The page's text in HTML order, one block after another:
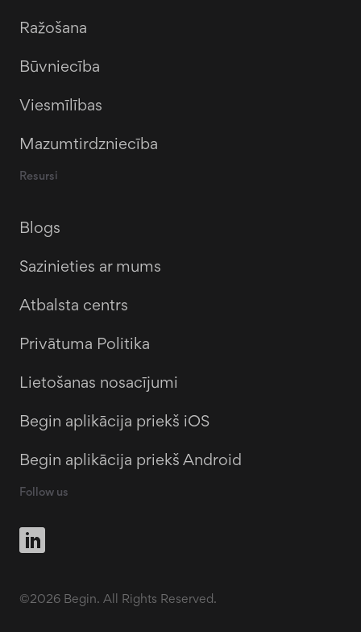
Ražošana
Būvniecība
Viesmīlības
Mazumtirdzniecība
Resursi
Blogs
Sazinieties ar mums
Atbalsta centrs
Privātuma Politika
Lietošanas nosacījumi
Begin aplikācija priekš iOS
Begin aplikācija priekš Android
Follow us
©2026 Begin. All Rights Reserved.